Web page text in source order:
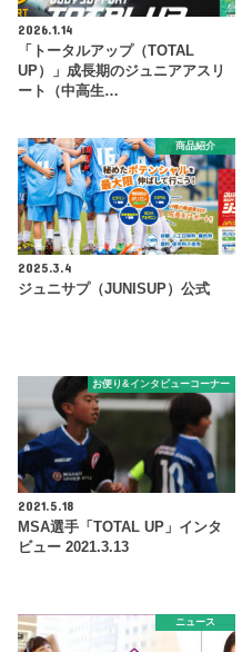
2026.1.14
「トータルアップ（TOTAL
UP）」成長期のジュニアアスリ
ート（中高生…
商品紹介
2025.3.4
ジュニサプ（JUNISUP）公式
お便り&インタビューコーナー
2021.5.18
MSA選手「TOTAL UP」インタ
ビュー 2021.3.13
ニュース